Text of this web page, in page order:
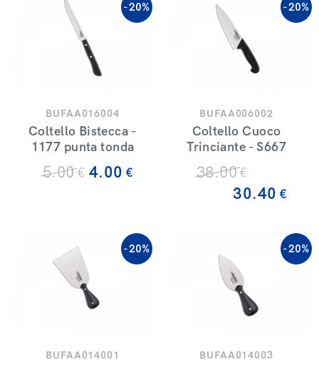
BUFAA016004
Coltello Bistecca -
1177 punta tonda
5.00€ 4.00 €
-20%
BUFAA006002
Coltello Cuoco
Trinciante - S667
38.00€
30.40 €
-20%
BUFAA014001
-20%
BUFAA014003
-20%